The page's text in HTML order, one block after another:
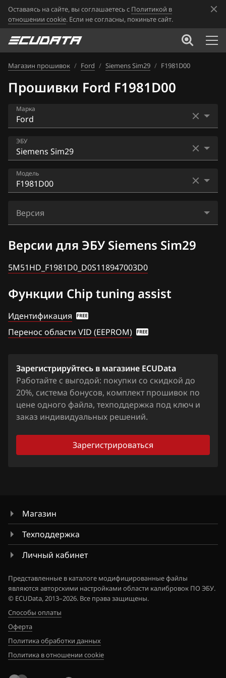
Оставаясь на сайте, вы соглашаетесь с Политикой в
отношении cookie. Если не согласны, покиньте сайт.
Магазин прошивок / Ford / Siemens Sim29 / F1981D00
Прошивки Ford F1981D00
Марка
Acura
Alfa Romeo
ATLAS
BAIC
Brilliance
BYD
Cadillac
Chenglong
Chery
Chevrolet
DAF
Derways
Dodge
Dongfeng
Exeed
FAW
Fiat
ЭБУ
Bosch EDC17C70
Bosch M17.8.5
Bosch ME9.0(C)
Bosch MED17.22
Bosch MEDG17.0_001
Bosch MEDG17.0_002(003)
Bosch MEDG17.0_407
Bosch MEDG17.0_606
Bosch MEG9.8.1
Bosch MG1CS015
Bosch MG1CS016
Bosch MG1CS017
Bosch MG1CS018
Marelli IAW7GFR
Siemens EMS 2101
Siemens EMS 2102
Siemens EMS 2205
Siemens EMS 2211
Siemens EMS 24xx
Siemens EMS 2510
Siemens SID208
Модель
F1981E00
F1981G00
F1981H10
F1981J00
Версия
Версии для ЭБУ Siemens Sim29
5M51HD_F1981D0_D0S118947003D0
Функции Chip tuning assist
Идентификация
Перенос области VID (EEPROM)
Зарегистрируйтесь в магазине ECUData
Работайте с выгодой: покупки со скидкой до
20%, система бонусов, комплект прошивок по
цене одного файла, техподдержка под ключ и
заказ индивидуальных решений.
Зарегистрироваться
Магазин
Техподдержка
Личный кабинет
Представленные в каталоге модифицированные файлы
являются авторскими настройками области калибровок ПО ЭБУ.
© ECUData, 2013–2026. Все права защищены.
Способы оплаты
Оферта
Политика обработки данных
Политика в отношении cookie